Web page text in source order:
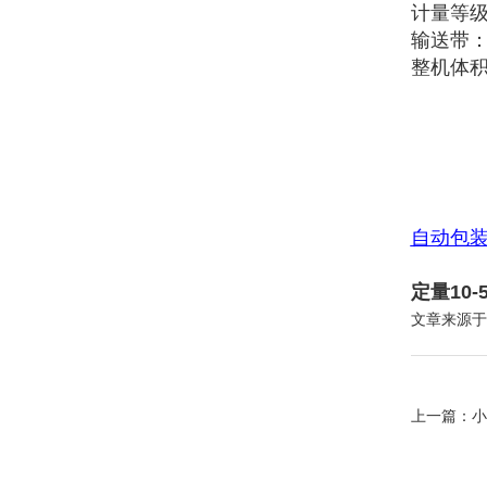
计量等
输送带
整机体
自动包
定量10-
文章来源
上一篇：